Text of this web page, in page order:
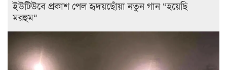
ইউটিউবে প্রকাশ পেল হৃদয়ছোঁয়া নতুন গান “হয়েছি
মরহুম”